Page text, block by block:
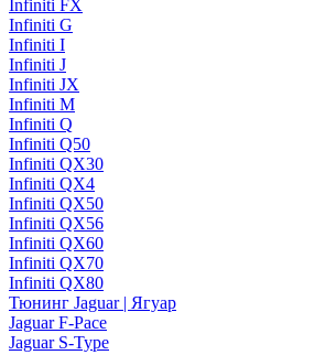
Infiniti FX
Infiniti G
Infiniti I
Infiniti J
Infiniti JX
Infiniti M
Infiniti Q
Infiniti Q50
Infiniti QX30
Infiniti QX4
Infiniti QX50
Infiniti QX56
Infiniti QX60
Infiniti QX70
Infiniti QX80
Тюнинг Jaguar | Ягуар
Jaguar F-Pace
Jaguar S-Type